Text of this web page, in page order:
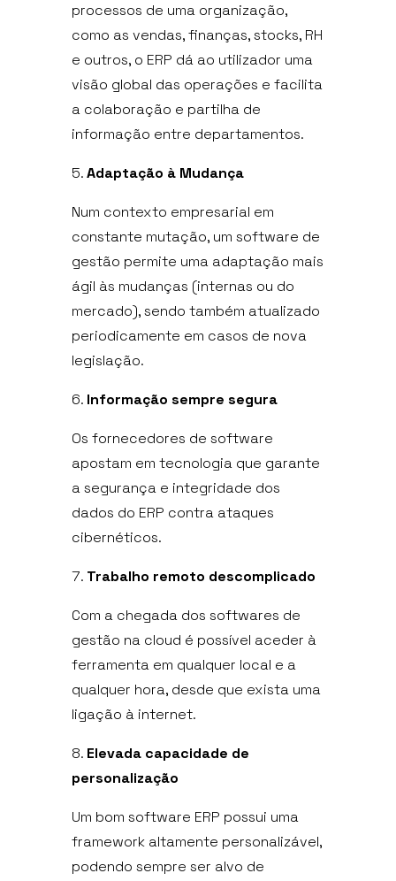
processos de uma organização,
como as vendas, finanças, stocks, RH
e outros, o ERP dá ao utilizador uma
visão global das operações e facilita
a colaboração e partilha de
informação entre departamentos.
Adaptação à Mudança
Num contexto empresarial em
constante mutação, um software de
gestão permite uma adaptação mais
ágil às mudanças (internas ou do
mercado), sendo também atualizado
periodicamente em casos de nova
legislação.
Informação sempre segura
Os fornecedores de software
apostam em tecnologia que garante
a segurança e integridade dos
dados do ERP contra ataques
cibernéticos.
Trabalho remoto descomplicado
Com a chegada dos softwares de
gestão na cloud é possível aceder à
ferramenta em qualquer local e a
qualquer hora, desde que exista uma
ligação à internet.
Elevada capacidade de
personalização
Um bom software ERP possui uma
framework altamente personalizável,
podendo sempre ser alvo de